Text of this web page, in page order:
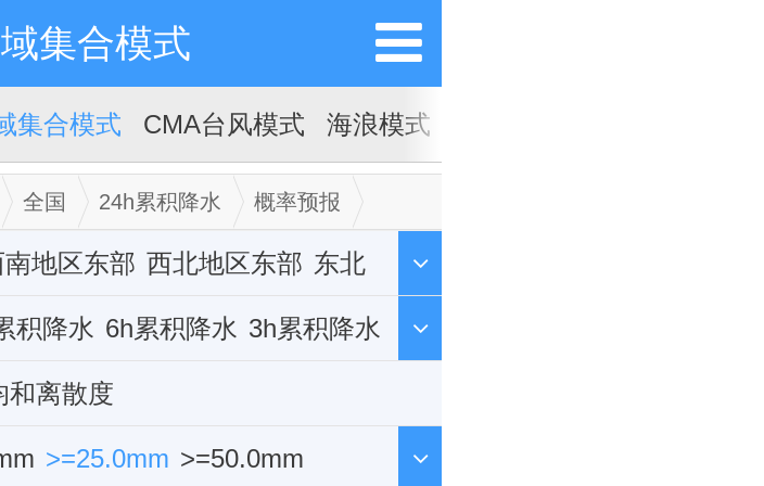
集合模式
集合模式 CMA台风模式 海浪模式
全国 24h累积降水 概率预报
地区东部 西北地区东部 东北
东积降水 6h累积降水 3h累积降水
流有效位能cape
切变 10米全风速 2米温度
和离散度
>=25.0mm >=50.0mm